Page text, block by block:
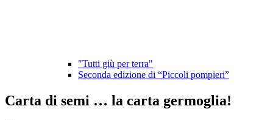
"Tutti giù per terra"
Seconda edizione di “Piccoli pompieri”
Carta di semi … la carta germoglia!